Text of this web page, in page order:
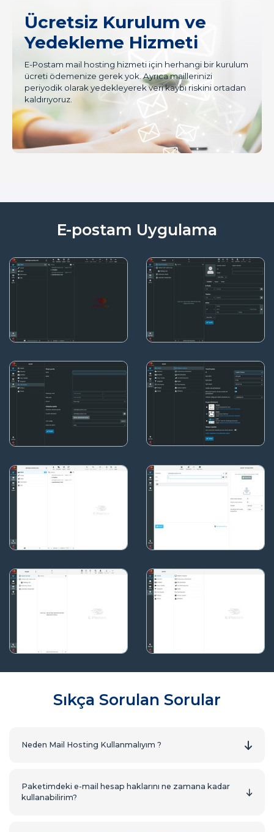
Ücretsiz Kurulum ve
Yedekleme Hizmeti
E-Postam mail hosting hizmeti için herhangi bir kurulum
ücreti ödemenize gerek yok. Ayrıca maillerinizi
periyodik olarak yedekleyerek veri kaybı riskini ortadan
kaldırıyoruz.
E-postam Uygulama
Sıkça Sorulan Sorular
Neden Mail Hosting Kullanmalıyım ?
Paketimdeki e-mail hesap haklarını ne zamana kadar
kullanabilirim?